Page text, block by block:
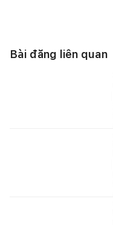
Bài đăng liên quan